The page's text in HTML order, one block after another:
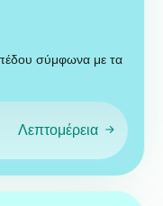
σύμφωνα με τα
Λεπτομέρεια